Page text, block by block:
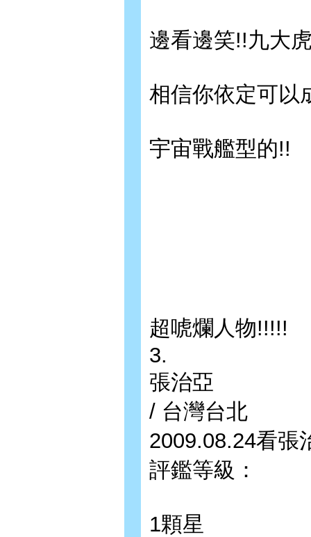
邊看邊笑!!九大
相信你依定可以
宇宙戰艦型的!!
超唬爛人物!!!!!
3.
張治亞
/ 台灣台北
2009.08.24看張
評鑑等級：
1顆星